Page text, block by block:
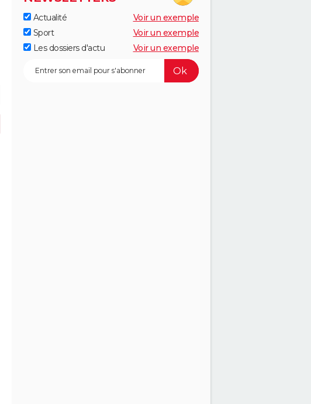
Actualité
Voir un exemple
Sport
Voir un exemple
Les dossiers d'actu
Voir un exemple